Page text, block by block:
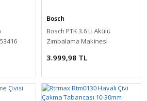
Bosch
Bosch PTK 3.6 Li Akülü
Zımbalama Makinesi
3.999,98 TL